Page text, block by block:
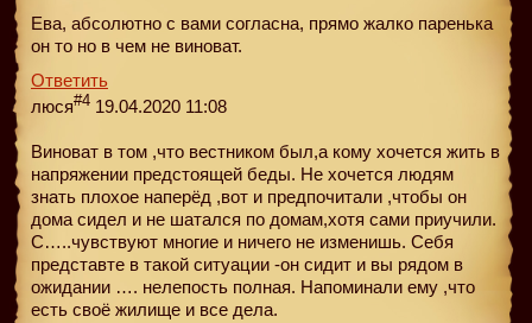
Ева, абсолютно с вами согласна, прямо жалко паренька
он то но в чем не виноват.
Ответить
люся#4 19.04.2020 11:08
Виноват в том ,что вестником был,а кому хочется жить в
напряжении предстоящей беды. Не хочется людям
знать плохое наперёд ,вот и предпочитали ,чтобы он
дома сидел и не шатался по домам,хотя сами приучили.
С…..чувствуют многие и ничего не изменишь. Себя
представте в такой ситуации -он сидит и вы рядом в
ожидании …. нелепость полная. Напоминали ему ,что
есть своё жилище и все дела.